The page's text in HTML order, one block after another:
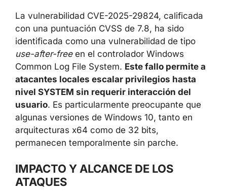
La vulnerabilidad CVE-2025-29824, calificada
con una puntuación CVSS de 7.8, ha sido
identificada como una vulnerabilidad de tipo
use-after-freeen el controlador Windows
Common Log File System. Este fallo permite a
atacantes locales escalar privilegios hasta
nivel SYSTEM sin requerir interacción del
usuario. Es particularmente preocupante que
algunas versiones de Windows 10, tanto en
arquitecturas x64 como de 32 bits,
permanecen temporalmente sin parche.
IMPACTO Y ALCANCE DE LOS
ATAQUES